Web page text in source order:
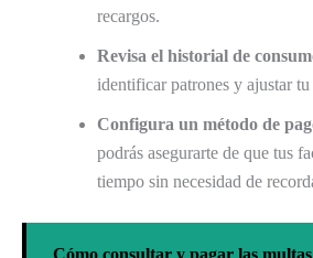
recargos.
Revisa el historial de
identificar patrones y ajustar tu
Configura un método de
podrás asegurarte de que tus
tiempo sin necesidad de